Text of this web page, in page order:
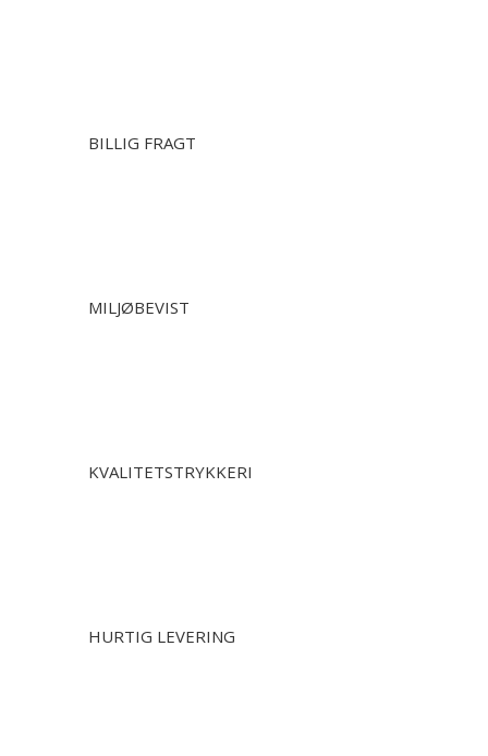
BILLIG FRAGT
MILJØBEVIST
KVALITETSTRYKKERI
HURTIG LEVERING